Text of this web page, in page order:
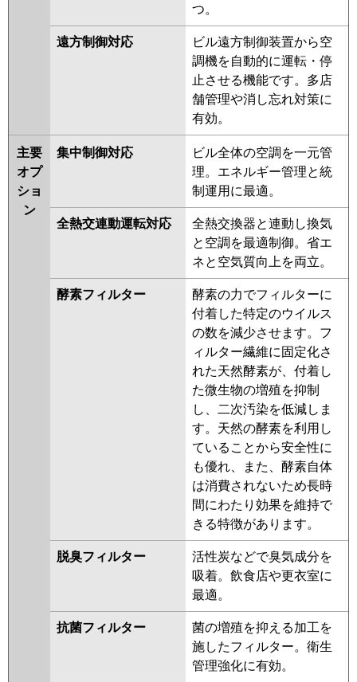
つ。
遠方制御対応
ビル遠方制御装置から空
調機を自動的に運転・停
止させる機能です。多店
舗管理や消し忘れ対策に
有効。
主要
オプ
ショ
ン
集中制御対応
ビル全体の空調を一元管
理。エネルギー管理と統
制運用に最適。
全熱交連動運転対応
全熱交換器と連動し換気
と空調を最適制御。省エ
ネと空気質向上を両立。
酵素フィルター
酵素の力でフィルターに
付着した特定のウイルス
の数を減少させます。フ
ィルター繊維に固定化さ
れた天然酵素が、付着し
た微生物の増殖を抑制
し、二次汚染を低減しま
す。天然の酵素を利用し
ていることから安全性に
も優れ、また、酵素自体
は消費されないため長時
間にわたり効果を維持で
きる特徴があります。
脱臭フィルター
活性炭などで臭気成分を
吸着。飲食店や更衣室に
最適。
抗菌フィルター
菌の増殖を抑える加工を
施したフィルター。衛生
管理強化に有効。